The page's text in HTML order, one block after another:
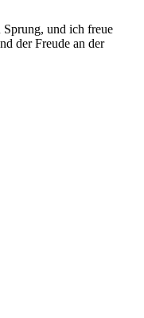
und ich freue
der Freude an der